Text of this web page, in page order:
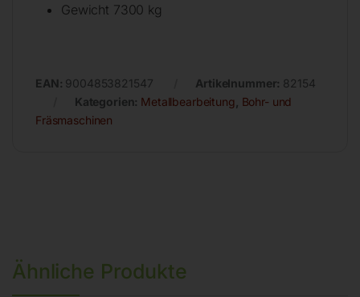
Gewicht 7300 kg
EAN: 9004853821547 Artikelnummer: 82154
Kategorien: Metallbearbeitung Bohr- und
Fräsmaschinen
Ähnliche Produkte